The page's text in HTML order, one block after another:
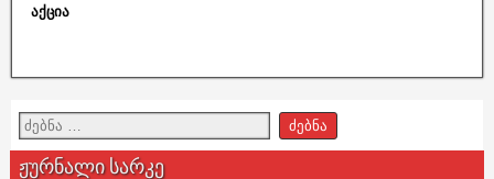
აქცია
ჟურნალი სარკე